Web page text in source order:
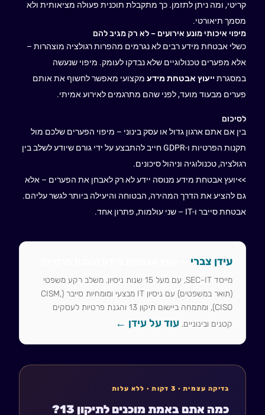
קריטי, ומה ניתן לתזמן. כך מתקבלת תוכנית פעולה מציאותית ולא
מסמך תיאורטי.
מיפוי איכותי מונע אירועים – לא רק מגיב להם
כשלי אבטחת מידע רבים לא נגרמים מהפרות רגולציה מוצהרות –
אלא מפערים טכנולוגיים שלא נבדקו לעומק. מיפוי שנעשה
במסגרת ייעוץ אבטחת מידעמקצועי מאפשר לחשוף את אותם
פערים מבעוד מועד, לפני שהם מתרגמים לאירוע אמיתי.
לסיכום
בין אם אתם ארגון גדול או עסק בינוני – מיפוי הפערים שלכם מול
תקנות הפרטיות ו-GDPR חייב להתבצע על ידי גורם שיודע לשלב בין
רגולציה, טכנולוגיה וניהול סיכונים.
>>יועץ אבטחת מידע מנוסה יידע לא רק לאבחן את הפערים – אלא
גם להציע את הדרך המהירה, הבטוחה והיעילה ביותר לגשר עליהם.
אבטחת סייבר ו-IT – שני עולמות, פתרון אחד.
עידן צברי
מייסד SEC-IT, עם מעל 15 שנות ניסיון. משלב רקע משפטי
(תואר במשפטים) עם ניסיון IT מבצעי ומומחיות סייבר (CISM,
CISO), ומתמחה ביישום תיקון 13 והגנת פרטיות לעסקים
קטנים ובינוניים. עוד על עידן ←
בדיקה עצמית · 3 דקות · ללא עלות
כמה אתם באמת מוכנים לתיקון 13?